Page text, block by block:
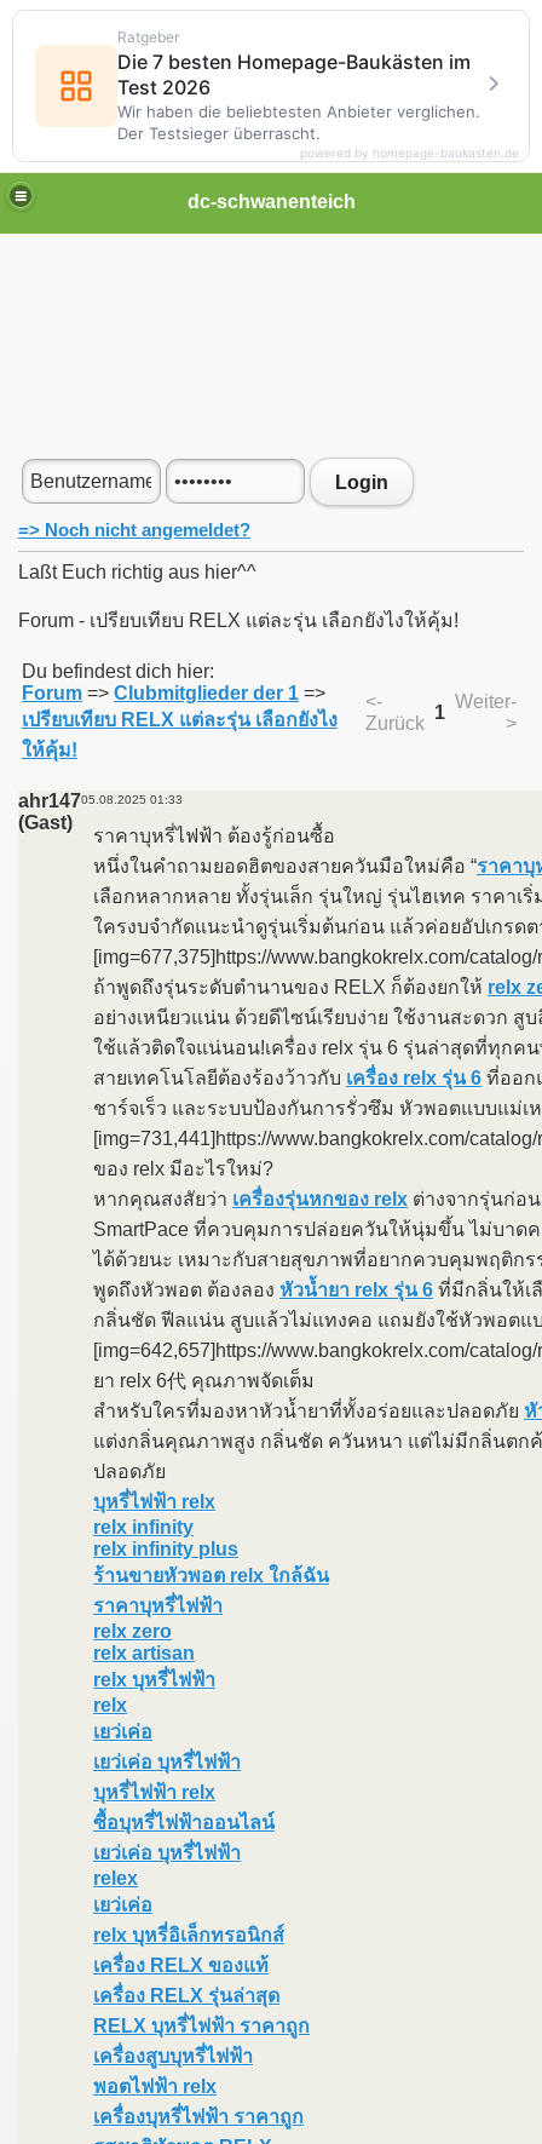
dc-schwanenteich
Login
=> Noch nicht angemeldet?
Laßt Euch richtig aus hier^^
Forum - เปรียบเทียบ RELX แต่ละรุ่น เลือกยังไงให้คุ้ม!
Du befindest dich hier:
Forum => Clubmitglieder der 1 =>
เปรียบเทียบ RELX แต่ละรุ่น เลือกยังไง
ให้คุ้ม!
<-
Zurück
1
Weiter-
>
ahr147
(Gast)
05.08.2025 01:33
ราคาบุหรี่ไฟฟ้า ต้องรู้ก่อนซื้อ
หนึ่งในคำถามยอดฮิตของสายควันมือใหม่คือ “ราคาบุ
เลือกหลากหลาย ทั้งรุ่นเล็ก รุ่นใหญ่ รุ่นไฮเทค ราคา
ใครงบจำกัดแนะนำดูรุ่นเริ่มต้นก่อน แล้วค่อยอัปเกรด
[img=677,375]https://www.bangkokrelx.com/
ถ้าพูดถึงรุ่นระดับตำนานของ RELX ก็ต้องยกให้ relx
อย่างเหนียวแน่น ด้วยดีไซน์เรียบง่าย ใช้งานสะดวก
ใช้แล้วติดใจแน่นอน!เครื่อง relx รุ่น 6 รุ่นล่าสุดที่ทุกค
สายเทคโนโลยีต้องร้องว้าวกับ เครื่อง relx รุ่น 6 ที่ออก
ชาร์จเร็ว และระบบป้องกันการรั่วซึม หัวพอตแบบแม่
[img=731,441]https://www.bangkokrelx.com/
ของ relx มีอะไรใหม่?
หากคุณสงสัยว่า เครื่องรุ่นหกของ relx ต่างจากรุ่นก่อ
SmartPace ที่ควบคุมการปล่อยควันให้นุ่มขึ้น ไม่บาด
ได้ด้วยนะ เหมาะกับสายสุขภาพที่อยากควบคุมพฤติกร
พูดถึงหัวพอต ต้องลอง หัวน้ำยา relx รุ่น 6 ที่มีกลิ่นให้เ
กลิ่นชัด ฟีลแน่น สูบแล้วไม่แทงคอ แถมยังใช้หัวพอตแ
[img=642,657]https://www.bangkokrelx.com/
ยา relx 6代 คุณภาพจัดเต็ม
สำหรับใครที่มองหาหัวน้ำยาที่ทั้งอร่อยและปลอดภัย หั
แต่งกลิ่นคุณภาพสูง กลิ่นชัด ควันหนา แต่ไม่มีกลิ่นตกค้
ปลอดภัย
บุหรี่ไฟฟ้า relx
relx infinity
relx infinity plus
ร้านขายหัวพอต relx ใกล้ฉัน
ราคาบุหรี่ไฟฟ้า
relx zero
relx artisan
relx บุหรี่ไฟฟ้า
relx
เยว่เค่อ
เยว่เค่อ บุหรี่ไฟฟ้า
บุหรี่ไฟฟ้า relx
ซื้อบุหรี่ไฟฟ้าออนไลน์
เยว่เค่อ บุหรี่ไฟฟ้า
relex
เยว่เค่อ
relx บุหรี่อิเล็กทรอนิกส์
เครื่อง RELX ของแท้
เครื่อง RELX รุ่นล่าสุด
RELX บุหรี่ไฟฟ้า ราคาถูก
เครื่องสูบบุหรี่ไฟฟ้า
พอตไฟฟ้า relx
เครื่องบุหรี่ไฟฟ้า ราคาถูก
Ratgeber
Die 7 besten Homepage-Baukästen im
Test 2026
Wir haben die beliebtesten Anbieter verglichen.
Der Testsieger überrascht.
powered by homepage-baukasten.de